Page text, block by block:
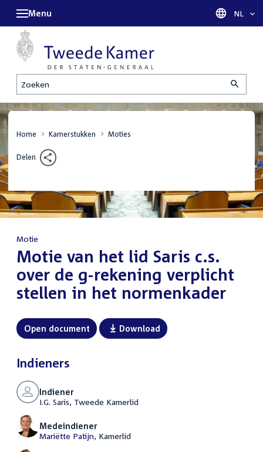
Zoeken
Menu Taal
NL
Home Kamerstukken Moties
Delen
Motie
:Motie van het lid Saris c.s.
over de g-rekening verplicht
stellen in het normenkader
Open document Download
Indieners
Indiener
I.G. Saris, Tweede Kamerlid
Medeindiener
Mariëtte Patijn, Kamerlid